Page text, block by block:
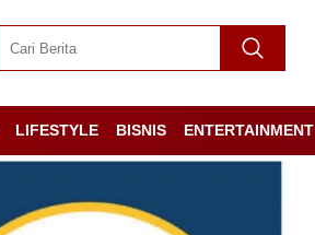
LIFESTYLE BISNIS ENTERTAINMENT